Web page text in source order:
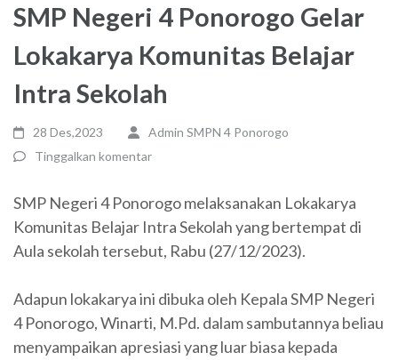
SMP Negeri 4 Ponorogo Gelar
Lokakarya Komunitas Belajar
Intra Sekolah
28 Des,2023
Admin SMPN 4 Ponorogo
Tinggalkan komentar
SMP Negeri 4 Ponorogo melaksanakan Lokakarya
Komunitas Belajar Intra Sekolah yang bertempat di
Aula sekolah tersebut, Rabu (27/12/2023).
Adapun lokakarya ini dibuka oleh Kepala SMP Negeri
4 Ponorogo, Winarti, M.Pd. dalam sambutannya beliau
menyampaikan apresiasi yang luar biasa kepada